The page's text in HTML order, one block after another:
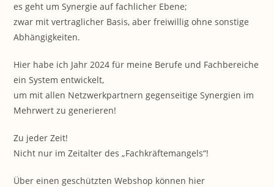
es geht um Synergie auf fachlicher Ebene;
zwar mit vertraglicher Basis, aber freiwillig ohne sonstige
Abhängigkeiten.
Hier habe ich Jahr 2024 für meine Berufe und Fachbereiche
ein System entwickelt,
um mit allen Netzwerkpartnern gegenseitige Synergien im
Mehrwert zu generieren!
Zu jeder Zeit!
Nicht nur im Zeitalter des „Fachkräftemangels“!
Über einen geschützten Webshop können hier